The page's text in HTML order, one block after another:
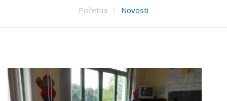
Početna Novosti